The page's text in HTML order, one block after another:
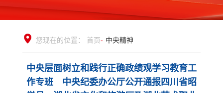
您现在的位置： 首页- 中央精神
中央层面树立和践行正确政绩观学习教育工
作专班 中央纪委办公厅公开通报四川省昭